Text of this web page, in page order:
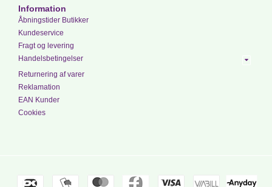
Information
Åbningstider Butikker
Kundeservice
Fragt og levering
Handelsbetingelser
Returnering af varer
Reklamation
EAN Kunder
Cookies